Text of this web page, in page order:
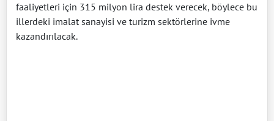
faaliyetleri için 315 milyon lira destek verecek, böylece bu
illerdeki imalat sanayisi ve turizm sektörlerine ivme
kazandırılacak.